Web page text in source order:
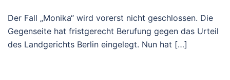
Der Fall „Monika“ wird vorerst nicht geschlossen. Die
Gegenseite hat fristgerecht Berufung gegen das Urteil
des Landgerichts Berlin eingelegt. Nun hat […]